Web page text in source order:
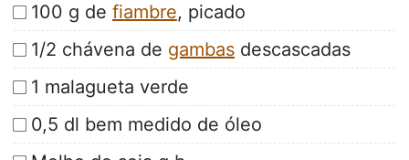
100 g de fiambre, picado
1/2 chávena de gambas descascadas
1 malagueta verde
0,5 dl bem medido de óleo